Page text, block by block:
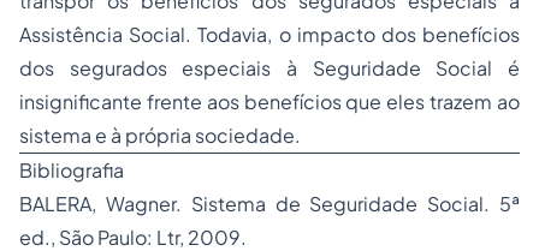
Assistência Social. Todavia, o impacto dos benefícios
dos segurados especiais à Seguridade Social é
insignificante frente aos benefícios que eles trazem ao
sistema e à própria sociedade.
Bibliografia
BALERA, Wagner. Sistema de Seguridade Social. 5ª
ed., São Paulo: Ltr, 2009.